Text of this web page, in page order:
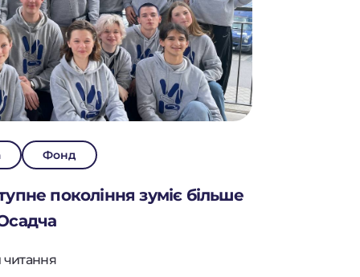
Фонд
покоління зуміє більше
читання